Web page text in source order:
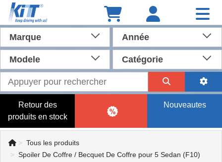
Marque Année
Modele Catégorie
Retour des
produits en stock
Nouveautes
Tous les produits
Spoiler De Coffre / Becquet De Coffre pour 5 Sedan (F10)